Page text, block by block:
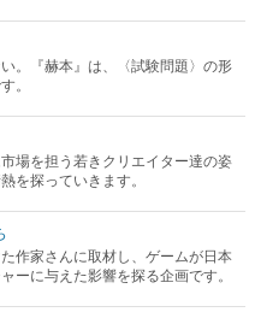
。『赫本』は、〈試験問題〉の形
。
場を担う若きクリエイター達の姿
を探っていきます。
作家さんに取材し、ゲームが日本
ーに与えた影響を探る企画です。